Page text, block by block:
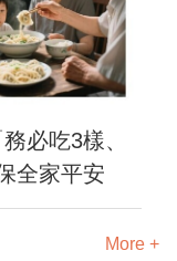
必吃3樣、
全家平安
More +